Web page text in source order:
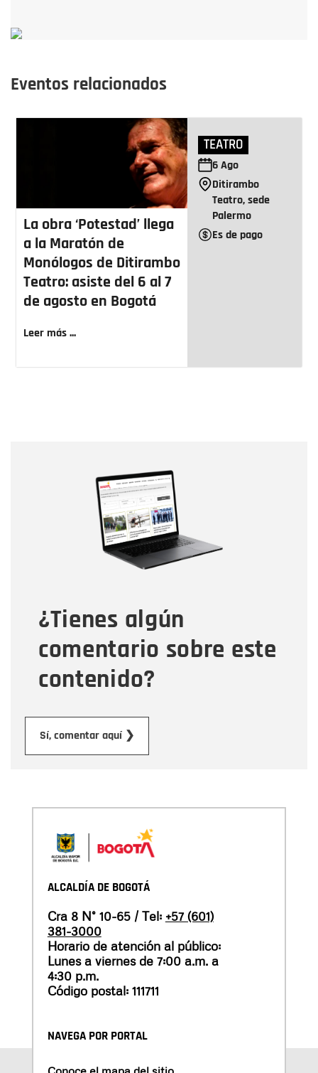
Eventos relacionados
La obra ‘Potestad’ llega
a la Maratón de
Monólogos de Ditirambo
Teatro: asiste del 6 al 7
de agosto en Bogotá
Leer más ...
TEATRO
6Ago
Ditirambo
Teatro, sede
Palermo
Es de pago
¿Tienes algún
comentario sobre este
contenido?
Sí, comentar aquí ❯
Correo electrónico
Tipo de comentario
Mensaje
ALCALDÍA DE BOGOTÁ
Cra 8 N° 10-65 / Tel: +57 (601)
381-3000
Horario de atención al público:
Lunes a viernes de 7:00 a.m. a
4:30 p.m.
Código postal: 111711
NAVEGA POR PORTAL